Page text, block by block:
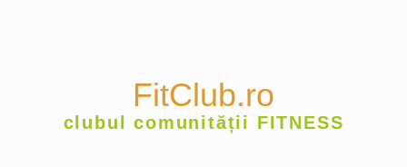
FitClub.ro
clubul comunității FITNESS